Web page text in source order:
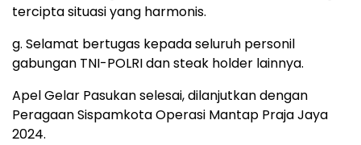
tercipta situasi yang harmonis.
g. Selamat bertugas kepada seluruh personil
gabungan TNI-POLRI dan steak holder lainnya.
Apel Gelar Pasukan selesai, dilanjutkan dengan
Peragaan Sispamkota Operasi Mantap Praja Jaya
2024.